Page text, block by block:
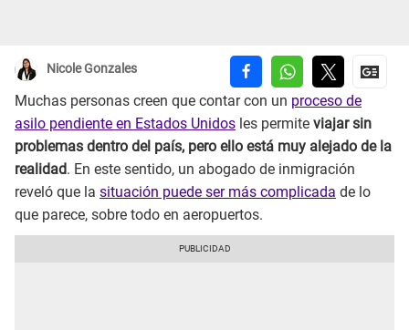
Nicole Gonzales
Muchas personas creen que contar con un proceso de
asilo pendiente en Estados Unidos les permite viajar sin
problemas dentro del país, pero ello está muy alejado de la
realidad. En este sentido, un abogado de inmigración
reveló que la situación puede ser más complicada de lo
que parece, sobre todo en aeropuertos.